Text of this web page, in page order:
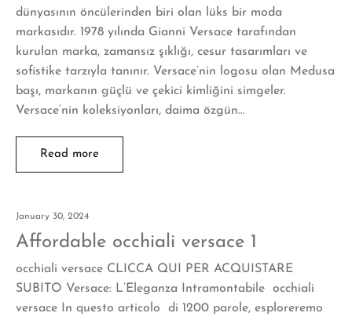
dünyasının öncülerinden biri olan lüks bir moda
markasıdır. 1978 yılında Gianni Versace tarafından
kurulan marka, zamansız şıklığı, cesur tasarımları ve
sofistike tarzıyla tanınır. Versace’nin logosu olan Medusa
başı, markanın güçlü ve çekici kimliğini simgeler.
Versace‘nin koleksiyonları, daima özgün…
Read more
January 30, 2024
Affordable occhiali versace 1
occhiali versace CLICCA QUI PER ACQUISTARE
SUBITO Versace: L’Eleganza Intramontabile occhiali
versace In questo articolo di 1200 parole, esploreremo